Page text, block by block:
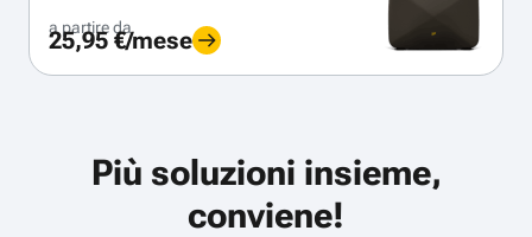
a partire da
25,95 €/mese
Più soluzioni insieme,
conviene!